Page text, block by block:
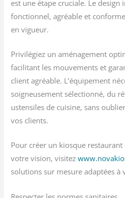
est une étape cruciale. Le
fonctionnel, agréable et
en vigueur.
Privilégiez un aménagement
facilitant les mouvements et
client agréable. L’équipement
soigneusement sélectionné, du
ustensiles de cuisine, sans
vos clients.
Pour créer un kiosque
votre vision, visitez
solutions sur mesure adaptées à